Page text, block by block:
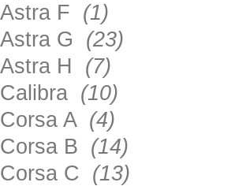
Astra F (1)
Astra G (23)
Astra H (7)
Calibra (10)
Corsa A (4)
Corsa B (14)
Corsa C (13)